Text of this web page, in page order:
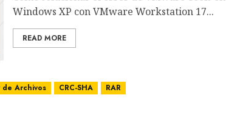
Windows XP con VMware Workstation 17...
READ MORE
Archivos CRC-SHA RAR